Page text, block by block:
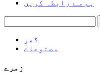
ہم سے رابطہ کریں
گھر
مصنوعات
زمرے